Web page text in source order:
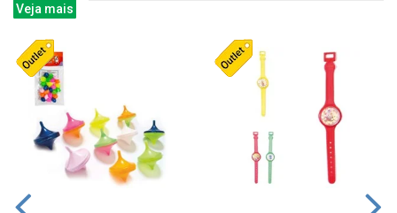
Veja mais